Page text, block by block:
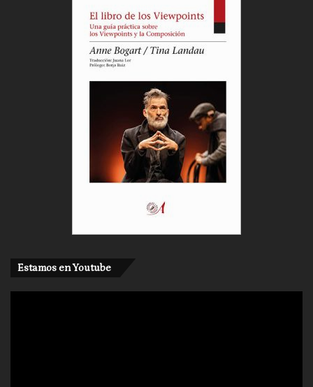
Estamos en Youtube